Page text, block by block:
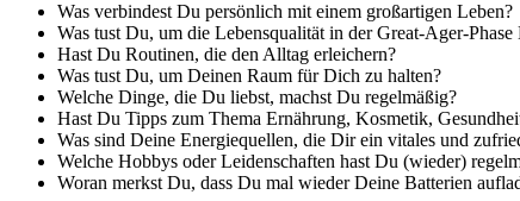
Was verbindest Du persönlich mit einem großartigen Leben?
Was tust Du, um die Lebensqualität in der Great-Ager-Phase
Hast Du Routinen, die den Alltag erleichern?
Was tust Du, um Deinen Raum für Dich zu halten?
Welche Dinge, die Du liebst, machst Du regelmäßig?
Hast Du Tipps zum Thema Ernährung, Kosmetik,
Was sind Deine Energiequellen, die Dir ein vitales und
Welche Hobbys oder Leidenschaften hast Du (wieder)
Woran merkst Du, dass Du mal wieder Deine Batterien